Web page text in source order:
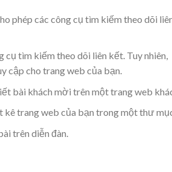
phép các công cụ tìm kiếm theo dõi
tìm kiếm theo dõi liên kết. Tuy nhiên,
cập cho trang web của bạn.
bài khách mời trên một trang web
trang web của bạn trong một thư
trên diễn đàn.